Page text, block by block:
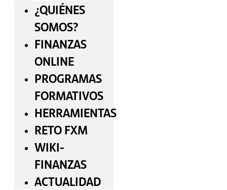
¿QUIÉNES
SOMOS?
FINANZAS
ONLINE
PROGRAMAS
FORMATIVOS
HERRAMIENTAS
RETO FXM
WIKI-
FINANZAS
ACTUALIDAD